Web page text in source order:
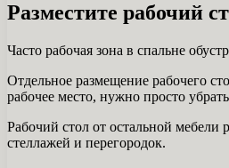
Разместите рабочий
Часто рабочая зона в спальне
Отдельное размещение рабочего
рабочее место, нужно просто
Рабочий стол от остальной
стеллажей и перегородок.